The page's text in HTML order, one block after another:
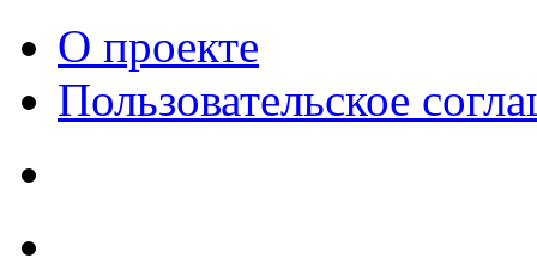
О проекте
Пользовательское